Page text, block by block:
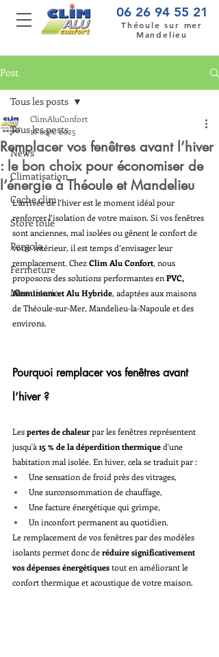
06 26 94 55 21
Théoule sur mer
Mandelieu
Post
Tous les posts
News
Climatisation
Cache clim
Store toile
Pergola
Fermeture
Menuiserie
Tous les posts
Remplacer vos fenêtres avant l’hiver
: le bon choix pour économiser de
l’énergie à Théoule et Mandelieu
ClimAluConfort
16 sept. 2025
L’arrivée de l’hiver est le moment idéal pour
renforcer l’isolation de votre maison. Si vos fenêtres
sont anciennes, mal isolées ou gênent le confort de
votre intérieur, il est temps d’envisager leur
remplacement. Chez Clim Alu Confort, nous
proposons des solutions performantes en PVC,
Aluminium et Alu Hybride, adaptées aux maisons
de Théoule-sur-Mer, Mandelieu-la-Napoule et des
environs.
Pourquoi remplacer vos fenêtres avant
l’hiver ?
Les pertes de chaleur par les fenêtres représentent
jusqu'à 15 % de la déperdition thermique d'une
habitation mal isolée. En hiver, cela se traduit par :
Une sensation de froid près des vitrages,
Une surconsommation de chauffage,
Une facture énergétique qui grimpe,
Un inconfort permanent au quotidien.
Le remplacement de vos fenêtres par des modèles
isolants permet donc de réduire significativement
vos dépenses énergétiques tout en améliorant le
confort thermique et acoustique de votre maison.